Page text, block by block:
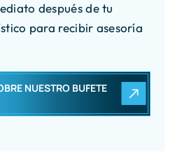
después de tu
para recibir asesoría
NUESTRO BUFETE